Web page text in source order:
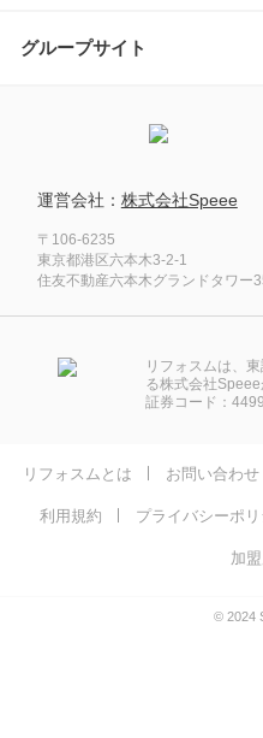
グループサイト
運営会社： 株式会社Speee
〒106-6235
東京都港区六本木3-2-1
住友不動産六本木グランドタワー
リフォスムは、
る株式会社Speee
証券コード：4499
リフォスムとは お問い合わせ
利用規約 プライバシーポ
加
© 2024